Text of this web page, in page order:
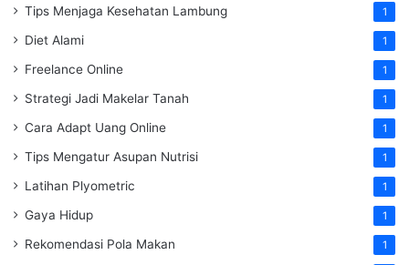
Tips Menjaga Kesehatan Lambung 1
Diet Alami 1
Freelance Online 1
Strategi Jadi Makelar Tanah 1
Cara Adapt Uang Online 1
Tips Mengatur Asupan Nutrisi 1
Latihan Plyometric 1
Gaya Hidup 1
Rekomendasi Pola Makan 1